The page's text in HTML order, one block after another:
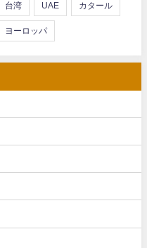
台湾 UAE カタール
ヨーロッパ